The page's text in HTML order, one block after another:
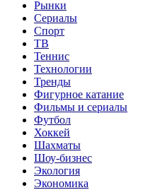
Рынки
Сериалы
Спорт
ТВ
Теннис
Технологии
Тренды
Фигурное катание
Фильмы и сериалы
Футбол
Хоккей
Шахматы
Шоу-бизнес
Экология
Экономика